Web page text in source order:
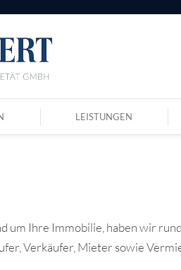
LEISTUNGEN
um Ihre Immobilie, haben wir
Verkäufer, Mieter sowie